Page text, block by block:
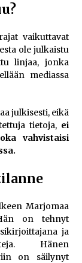
vaikuttavat
ole julkaistu
linjaa, jonka
mediassa
julkisesti, eikä
tietoja, ei
vahvistaisi
Marjomaa
on tehnyt
ja
Hänen
on säilynyt